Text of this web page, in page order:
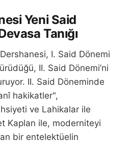
Yeni Said
Tanığı
I. Said Dönemi
II. Said Dönemi’ni
II. Said Döneminde
hakikatler",
ve Lahikalar ile
Kaplan ile, moderniteyi
bir entelektüelin